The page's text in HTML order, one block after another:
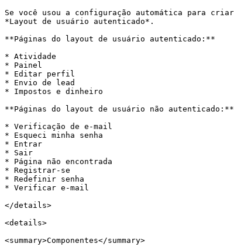
Se você usou a configuração automática para
*Layout de usuário autenticado*.
**Páginas do layout de usuário autenticado:**
* Atividade
* Painel
* Editar perfil
* Envio de lead
* Impostos e dinheiro
**Páginas do layout de usuário não autenticado:**
* Verificação de e-mail
* Esqueci minha senha
* Entrar
* Sair
* Página não encontrada
* Registrar-se
* Redefinir senha
* Verificar e-mail
</details>
<details>
<summary>Componentes</summary>